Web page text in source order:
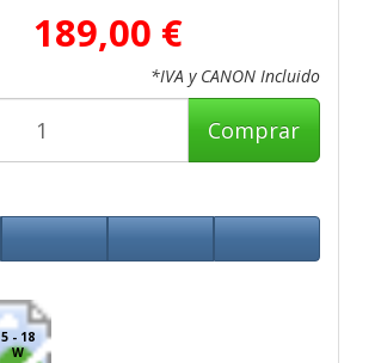
189,00 €
*IVA y CANON Incluido
Comprar
5 - 18
W